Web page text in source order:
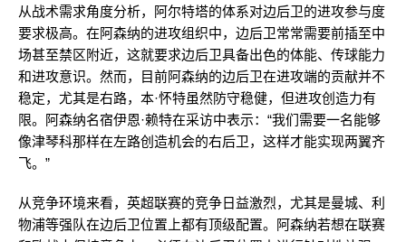
从战术需求角度分析，阿尔特塔的体系对边后卫的进攻参与度
要求极高。在阿森纳的进攻组织中，边后卫常常需要前插至中
场甚至禁区附近，这就要求边后卫具备出色的体能、传球能力
和进攻意识。然而，目前阿森纳的边后卫在进攻端的贡献并不
稳定，尤其是右路，本·怀特虽然防守稳健，但进攻创造力有
限。阿森纳名宿伊恩·赖特在采访中表示：“我们需要一名能够
像津琴科那样在左路创造机会的右后卫，这样才能实现两翼齐
飞。”
从竞争环境来看，英超联赛的竞争日益激烈，尤其是曼城、利
物浦等强队在边后卫位置上都有顶级配置。阿森纳若想在联赛